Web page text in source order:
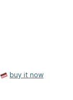
buy it now